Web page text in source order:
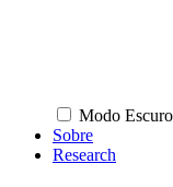
Modo Escuro
Sobre
Research